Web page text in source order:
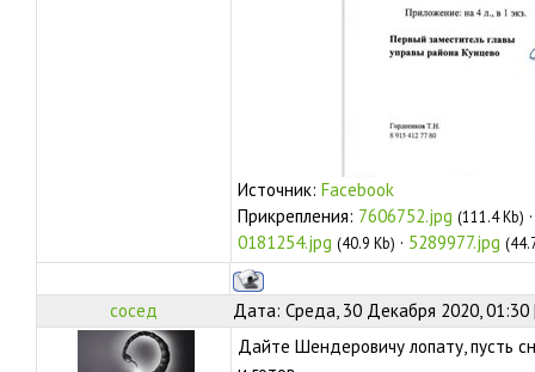
Источник: Facebook
Прикрепления: 7606752.jpg (111.4 Kb)
0181254.jpg (40.9 Kb) · 5289977.jpg
сосед Дата: Среда, 30 Декабря 2020,
Дайте Шендеровичу лопату, пусть